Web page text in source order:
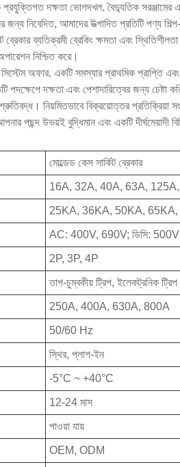
দক্ষতা ভোগদখল. বৈদ্যুতিক
নিবেদিত, আমাদের উত্পাদিত প্রতিটি পণ্য
ব্যতিক্রমী ব্রেকিং ক্ষমতা এবং
নিশ্চিত করে।
অফার. একটি সমস্যার প্রাথমিক প্রাপ্তি
পদক্ষেপে দক্ষতা এবং পেশাদারিত্বের জন্য চেষ্টা
নিয়মিতভাবে বিক্রয়োত্তর
পছন্দ উভয়ই বুদ্ধিমান এবং একটি দীর্ঘমেয়াদী
মোল্ডেড কেস সার্কিট ব্রেকার
16A, 32A, 40A, 63A,
25KA, 36KA, 50KA,
AC: 400V, 690V; ডিসি: 500V
2P, 3P, 4P
তাপ-চুম্বকীয় ট্রিপ, ইলেকট্রনিক ট্রিপ
250A, 400A, 630A, 800A
50/60 Hz
স্থির, প্লাগ-ইন
-5°C ~ +40°C
12-24 মাস
পাওয়া যায়
OEM, ODM